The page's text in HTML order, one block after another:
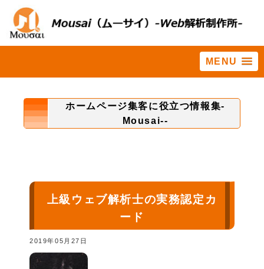
MENU
ホームページ集客に役立つ情報集-
Mousai--
上級ウェブ解析士の実務認定カ
ード
2019年05月27日